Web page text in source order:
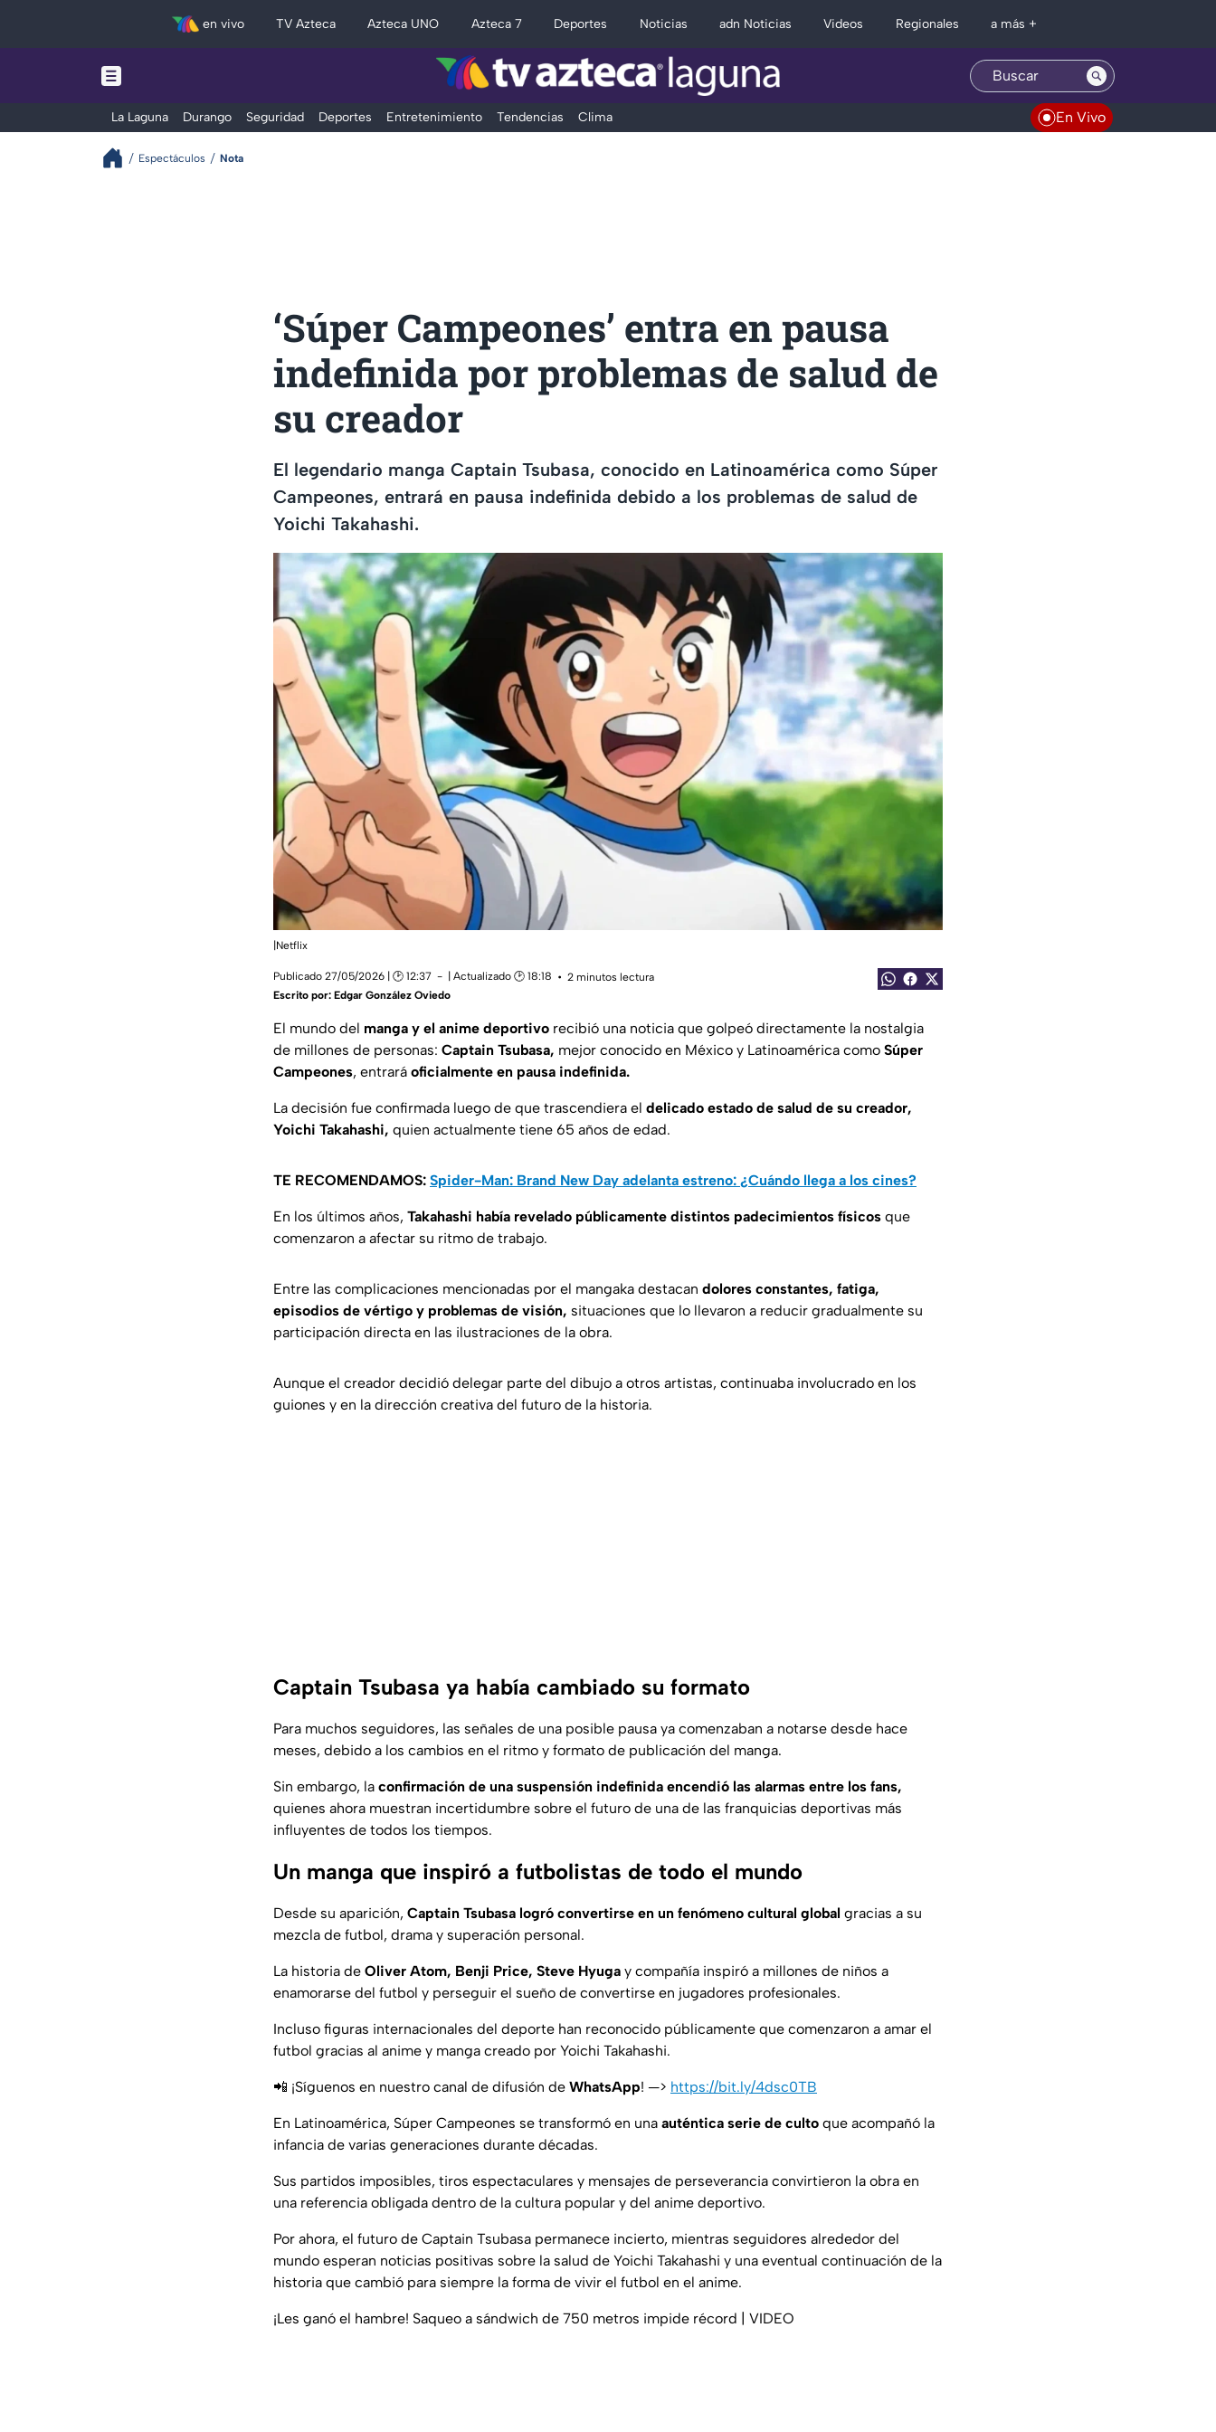
en vivo TV Azteca Azteca UNO Azteca 7 Deportes Noticias adn Noticias Videos Regionales a más +
La Laguna Durango Seguridad Deportes Entretenimiento Tendencias Clima En Vivo
Espectáculos Nota
‘Súper Campeones’ entra en pausa
indefinida por problemas de salud de
su creador
El legendario manga Captain Tsubasa, conocido en Latinoamérica como Súper
Campeones, entrará en pausa indefinida debido a los problemas de salud de
Yoichi Takahashi.
|Netflix
Publicado 27/05/2026 | 🕑 12:37 | Actualizado 🕑 18:18
2 minutos lectura
Escrito por: Edgar González Oviedo
El mundo del manga y el anime deportivo recibió una noticia que golpeó directamente la nostalgia
de millones de personas: Captain Tsubasa, mejor conocido en México y Latinoamérica como Súper
Campeones, entrará oficialmente en pausa indefinida.
La decisión fue confirmada luego de que trascendiera el delicado estado de salud de su creador,
Yoichi Takahashi, quien actualmente tiene 65 años de edad.
TE RECOMENDAMOS: Spider-Man: Brand New Day adelanta estreno: ¿Cuándo llega a los cines?
En los últimos años, Takahashi había revelado públicamente distintos padecimientos físicos que
comenzaron a afectar su ritmo de trabajo.
Entre las complicaciones mencionadas por el mangaka destacan dolores constantes, fatiga,
episodios de vértigo y problemas de visión, situaciones que lo llevaron a reducir gradualmente su
participación directa en las ilustraciones de la obra.
Aunque el creador decidió delegar parte del dibujo a otros artistas, continuaba involucrado en los
guiones y en la dirección creativa del futuro de la historia.
Captain Tsubasa ya había cambiado su formato
Para muchos seguidores, las señales de una posible pausa ya comenzaban a notarse desde hace
meses, debido a los cambios en el ritmo y formato de publicación del manga.
Sin embargo, la confirmación de una suspensión indefinida encendió las alarmas entre los fans,
quienes ahora muestran incertidumbre sobre el futuro de una de las franquicias deportivas más
influyentes de todos los tiempos.
Un manga que inspiró a futbolistas de todo el mundo
Desde su aparición, Captain Tsubasa logró convertirse en un fenómeno cultural global gracias a su
mezcla de futbol, drama y superación personal.
La historia de Oliver Atom, Benji Price, Steve Hyuga y compañía inspiró a millones de niños a
enamorarse del futbol y perseguir el sueño de convertirse en jugadores profesionales.
Incluso figuras internacionales del deporte han reconocido públicamente que comenzaron a amar el
futbol gracias al anime y manga creado por Yoichi Takahashi.
📲 ¡Síguenos en nuestro canal de difusión de WhatsApp! —> https://bit.ly/4dsc0TB
En Latinoamérica, Súper Campeones se transformó en una auténtica serie de culto que acompañó la
infancia de varias generaciones durante décadas.
Sus partidos imposibles, tiros espectaculares y mensajes de perseverancia convirtieron la obra en
una referencia obligada dentro de la cultura popular y del anime deportivo.
Por ahora, el futuro de Captain Tsubasa permanece incierto, mientras seguidores alrededor del
mundo esperan noticias positivas sobre la salud de Yoichi Takahashi y una eventual continuación de la
historia que cambió para siempre la forma de vivir el futbol en el anime.
¡Les ganó el hambre! Saqueo a sándwich de 750 metros impide récord | VIDEO